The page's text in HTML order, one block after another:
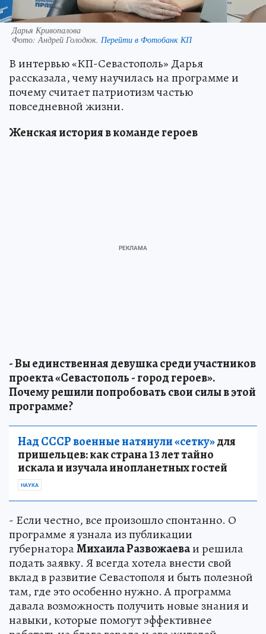
Дарья Кривопалова
Фото:Андрей Голодюк. Перейти в Фотобанк КП
В интервью «КП-Севастополь» Дарья
рассказала, чему научилась на программе и
почему считает патриотизм частью
повседневной жизни.
Женская история в команде героев
- Вы единственная девушка среди участников
проекта «Севастополь - город героев».
Почему решили попробовать свои силы в этой
программе?
Над СССР военные натянули «сетку»для
пришельцев: как страна 13 лет тайно
искала и изучала инопланетных гостей
НАУКА
- Если честно, все произошло спонтанно. О
программе я узнала из публикации
губернатораМихаила Развожаеваи решила
подать заявку. Я всегда хотела внести свой
вклад в развитие Севастополя и быть полезной
там, где это особенно нужно. А программа
давала возможность получить новые знания и
навыки, которые помогут эффективнее